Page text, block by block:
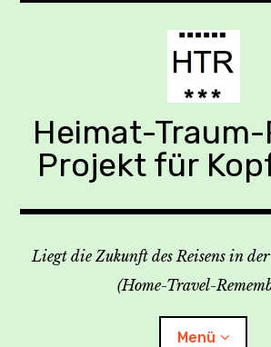
Heimat-Traum-
Projekt für
Liegt die Zukunft des Reisens in
(Home-Travel-
Menü